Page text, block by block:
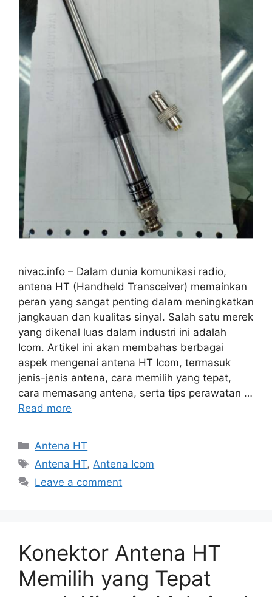
nivac.info – Dalam dunia komunikasi radio,
antena HT (Handheld Transceiver) memainkan
peran yang sangat penting dalam meningkatkan
jangkauan dan kualitas sinyal. Salah satu merek
yang dikenal luas dalam industri ini adalah
Icom. Artikel ini akan membahas berbagai
aspek mengenai antena HT Icom, termasuk
jenis-jenis antena, cara memilih yang tepat,
cara memasang antena, serta tips perawatan …
Read more
Categories
Antena HT
Tags
Antena HT,Antena Icom
Leave a comment
Konektor Antena HT
Memilih yang Tepat